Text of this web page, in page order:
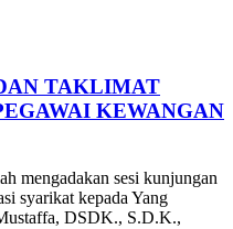
TAKLIMAT
KEWANGAN
mengadakan sesi kunjungan
syarikat kepada Yang
DSDK., S.D.K.,